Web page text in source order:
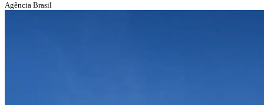
Agência Brasil